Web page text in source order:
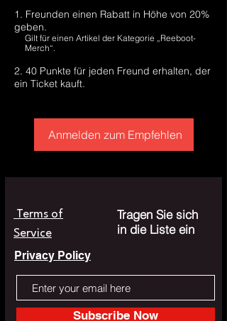
Freunden einen Rabatt in Höhe von 20%
geben.
Gilt für einen Artikel der Kategorie „Reeboot-
Merch“.
40 Punkte für jeden Freund erhalten, der
ein Ticket kauft.
Anmelden zum Empfehlen
Terms of
Service
Tragen Sie sich
in die Liste ein
Privacy Policy
Subscribe Now